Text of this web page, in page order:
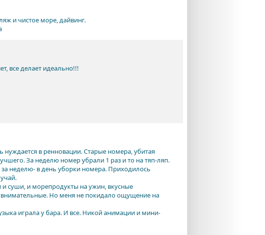
и чистое море, дайвинг.
все делает идеально!!!
в ренновации. Старые номера, убитая
За неделю номер убрали 1 раз и то на тяп-ляп.
неделю- в день уборки номера. Приходилось
суши, и морепродукты на ужин, вкусные
Но меня не покидало ощущение на
играла у бара. И все. Никой анимации и мини-